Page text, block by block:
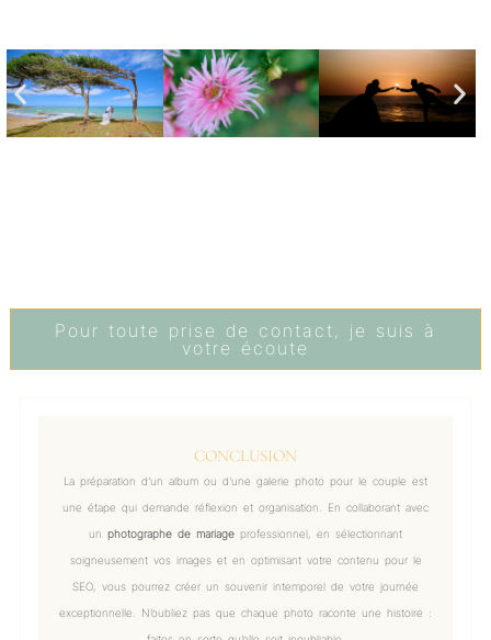
Pour toute prise de contact, je suis à
votre écoute
CONCLUSION
La préparation d’un album ou d’une galerie photo pour le couple est
une étape qui demande réflexion et organisation. En collaborant avec
un photographe de mariage professionnel, en sélectionnant
soigneusement vos images et en optimisant votre contenu pour le
SEO, vous pourrez créer un souvenir intemporel de votre journée
exceptionnelle. N’oubliez pas que chaque photo raconte une histoire :